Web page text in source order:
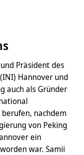
Präsident des
Hannover und
auch als Gründer
nachdem
von Peking
ein
war. Samii